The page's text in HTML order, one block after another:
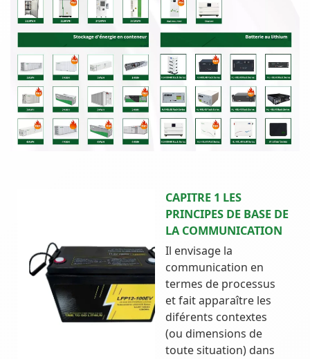
CAPITRE 1 LES
PRINCIPES DE BASE DE
LA COMMUNICATION
Il envisage la
communication en
termes de processus
et fait apparaître les
diférents contextes
(ou dimensions de
toute situation) dans